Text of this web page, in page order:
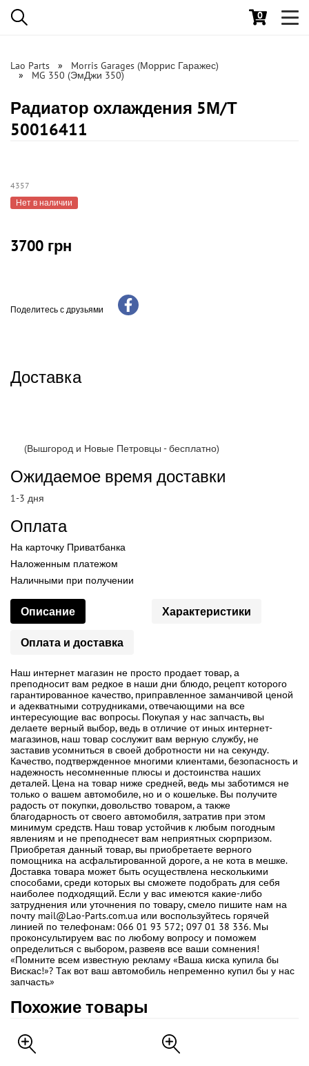
0
Lao Parts Morris Garages (Моррис Гаражес)
MG 350 (ЭмДжи 350)
Радиатор охлаждения 5М/Т
50016411
4357
Нет в наличии
3700 грн
Поделитесь с друзьями
Доставка
(Вышгород и Новые Петровцы - бесплатно)
Ожидаемое время доставки
1-3 дня
Оплата
На карточку Приватбанка
Наложенным платежом
Наличными при получении
Описание Характеристики
Оплата и доставка
Наш интернет магазин не просто продает товар, а
преподносит вам редкое в наши дни блюдо, рецепт которого
гарантированное качество, приправленное заманчивой ценой
и адекватными сотрудниками, отвечающими на все
интересующие вас вопросы. Покупая у нас запчасть, вы
делаете верный выбор, ведь в отличие от иных интернет-
магазинов, наш товар сослужит вам верную службу, не
заставив усомниться в своей добротности ни на секунду.
Качество, подтвержденное многими клиентами, безопасность и
надежность несомненные плюсы и достоинства наших
деталей. Цена на товар ниже средней, ведь мы заботимся не
только о вашем автомобиле, но и о кошельке. Вы получите
радость от покупки, довольство товаром, а также
благодарность от своего автомобиля, затратив при этом
минимум средств. Наш товар устойчив к любым погодным
явлениям и не преподнесет вам неприятных сюрпризом.
Приобретая данный товар, вы приобретаете верного
помощника на асфальтированной дороге, а не кота в мешке.
Доставка товара может быть осуществлена несколькими
способами, среди которых вы сможете подобрать для себя
наиболее подходящий. Если у вас имеются какие-либо
затруднения или уточнения по товару, смело пишите нам на
почту mail@Lao-Parts.com.ua или воспользуйтесь горячей
линией по телефонам: 066 01 93 572; 097 01 38 336. Мы
проконсультируем вас по любому вопросу и поможем
определиться с выбором, развеяв все ваши сомнения!
«Помните всем известную рекламу «Ваша киска купила бы
Вискас!»? Так вот ваш автомобиль непременно купил бы у нас
запчасть»
Похожие товары